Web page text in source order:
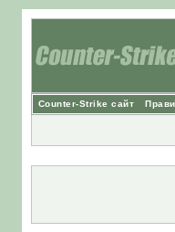
Counter-Strike сайт